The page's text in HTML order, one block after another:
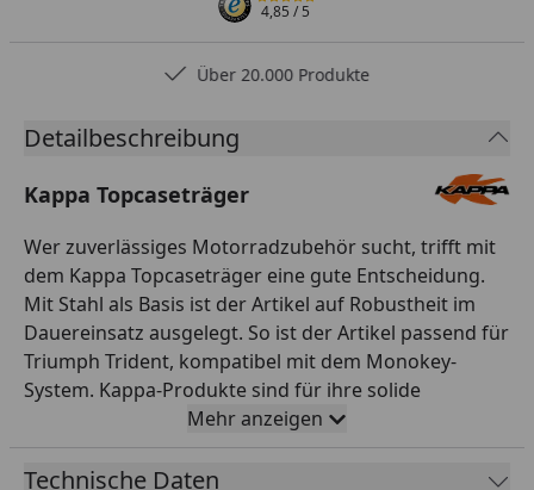
4,85/ 5
Über 20.000 Produkte
Detailbeschreibung
Kappa Topcaseträger
Wer zuverlässiges Motorradzubehör sucht, trifft mit
dem Kappa Topcaseträger eine gute Entscheidung.
Mit Stahl als Basis ist der Artikel auf Robustheit im
Dauereinsatz ausgelegt. So ist der Artikel passend für
Triumph Trident, kompatibel mit dem Monokey-
System. Kappa-Produkte sind für ihre solide
Verarbeitung und ihr gutes Preis-Leistungs-
Verhältnis bekannt. Verlässliches Zubehör, das Ihren
Touren mehr Komfort und Sicherheit verleiht. Auf
Mehr anzeigen
Technische Daten